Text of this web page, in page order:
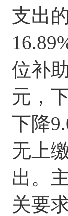
支出
16.89
位补
元，
下降
无上
出。
关要